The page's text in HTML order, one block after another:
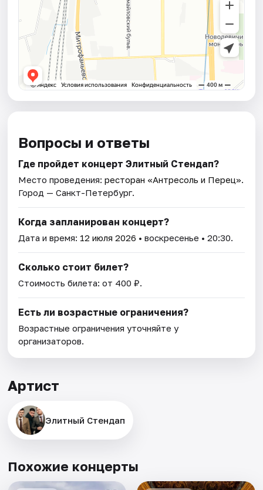
Вопросы и ответы
Где пройдет концерт Элитный Стендап?
Место проведения:ресторан «Антресоль и Перец».
Город — Санкт-Петербург.
Когда запланирован концерт?
Дата и время: 12 июля 2026 • воскресенье • 20:30.
Сколько стоит билет?
Стоимость билета: от 400 ₽.
Есть ли возрастные ограничения?
Возрастные ограничения уточняйте у
организаторов.
Артист
Элитный Стендап
Похожие концерты